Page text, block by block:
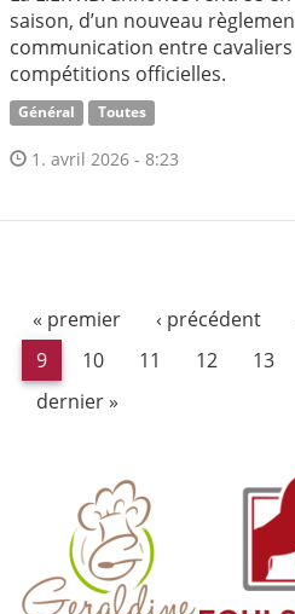
saison, d’un nouveau
communication entre
compétitions officielles.
Général Toutes
1. avril 2026 - 8:23
« premier ‹ précédent
9
10 11 12 13
dernier »